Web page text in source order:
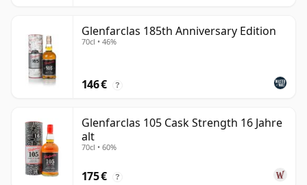
Glenfarclas 185th Anniversary Edition
70cl • 46%
146 € ?
Glenfarclas 105 Cask Strength 16 Jahre
alt
70cl • 60%
175 € ?